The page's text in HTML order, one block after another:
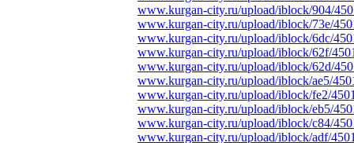
www.kurgan-city.ru/upload/iblock/904/
www.kurgan-city.ru/upload/iblock/73e/
www.kurgan-city.ru/upload/iblock/6dc/
www.kurgan-city.ru/upload/iblock/62f/
www.kurgan-city.ru/upload/iblock/62d/
www.kurgan-city.ru/upload/iblock/ae5/
www.kurgan-city.ru/upload/iblock/fe2/
www.kurgan-city.ru/upload/iblock/eb5/
www.kurgan-city.ru/upload/iblock/c84/
www.kurgan-city.ru/upload/iblock/adf/